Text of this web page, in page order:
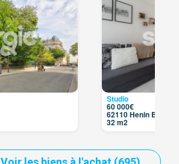
Studio
60 000€
62110 Henin
32 m2